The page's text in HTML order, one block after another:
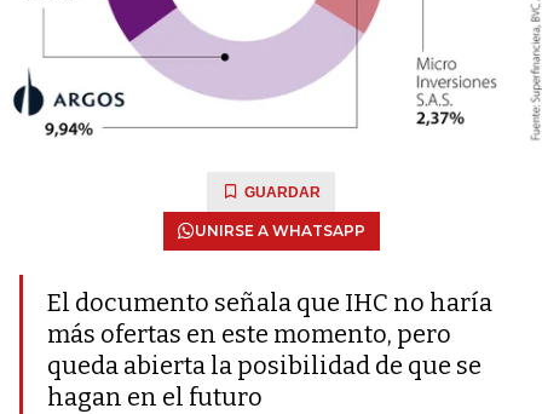
GUARDAR
UNIRSE A WHATSAPP
El documento señala que IHC no haría
más ofertas en este momento, pero
queda abierta la posibilidad de que se
hagan en el futuro